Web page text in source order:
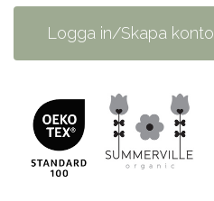
Logga in/Skapa konto